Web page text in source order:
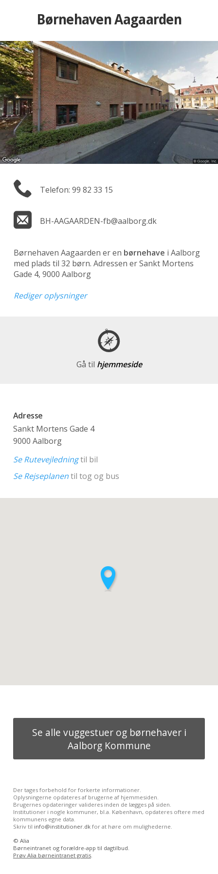
Børnehaven Aagaarden
Telefon: 99 82 33 15
BH-AAGAARDEN-fb@aalborg.dk
Børnehaven Aagaarden er en børnehave i Aalborg
med plads til 32 børn. Adressen er Sankt Mortens
Gade 4, 9000 Aalborg
Rediger oplysninger
Gå til hjemmeside
Adresse
Sankt Mortens Gade 4
9000 Aalborg
Se Rutevejledningtil bil
Se Rejseplanentil tog og bus
Se alle vuggestuer og børnehaver i
Aalborg Kommune
Der tages forbehold for forkerte informationer.
Oplysningerne opdateres af brugerne af hjemmesiden.
Brugernes opdateringer valideres inden de lægges på siden.
Institutioner i nogle kommuner, bl.a. København, opdateres oftere med
kommunens egne data.
Skriv til info@institutioner.dkfor at høre om mulighederne.
© Alia
Børneintranet og forældre-app til dagtilbud.
Prøv Alia børneintranet gratis.